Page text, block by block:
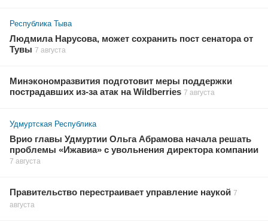
Республика Тыва
Людмила Нарусова, может сохранить пост сенатора от
Тувы 7 августа
Минэкономразвития подготовит меры поддержки
пострадавших из-за атак на Wildberries 7 августа
Удмуртская Республика
Врио главы Удмуртии Ольга Абрамова начала решать
проблемы «Ижавиа» с увольнения директора компании
7 августа
Правительство перестраивает управление наукой 7
августа